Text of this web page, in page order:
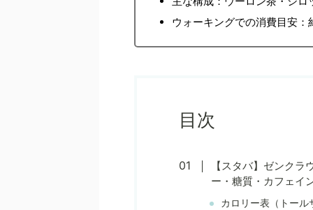
ウォーキングでの消費目安：
目次
【スタバ】ゼンク
ー・糖質・カフェイン
カロリー表（トール